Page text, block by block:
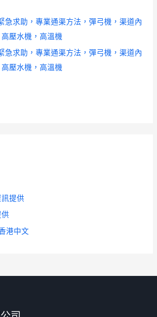
急求助，專業通渠方法，彈弓機，渠道內
壓水機，高溫機
急求助，專業通渠方法，彈弓機，渠道內
壓水機，高溫機
提供
港中文